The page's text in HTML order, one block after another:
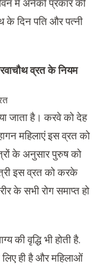
में अनेकों प्रकार की
के दिन पति और पत्नी
व्रत के नियम
जाता है। करवे को देह
महिलाएं इस व्रत को
के अनुसार पुरुष को
इस व्रत को करके
के सभी रोग समाप्त हो
की वृद्धि भी होती है.
ही है और महिलाओं